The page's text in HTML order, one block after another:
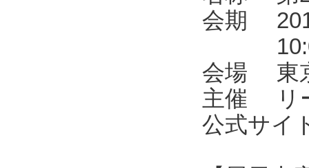
会期
10:00-
会場 東
主催 リ
公式サイ